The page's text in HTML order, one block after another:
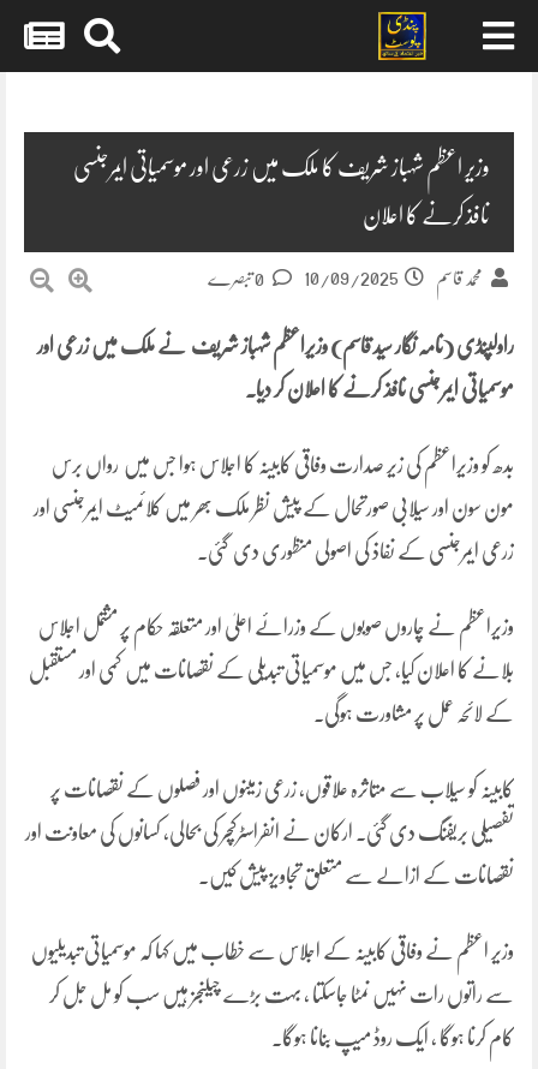
وزیر اعظم شہباز شریف کا ملک میں زرعی اور موسمیاتی ایمرجنسی
نافذ کرنے کا اعلان
محمد قاسم 10/09/2025
راولپنڈی (نامہ نگار سید قاسم) وزیراعظم شہباز شریف نے ملک میں زرعی اور
موسمیاتی ایمرجنسی نافذ کرنے کا اعلان کر دیا۔
بدھ کو وزیراعظم کی زیر صدارت وفاقی کابینہ کا اجلاس ہوا جس میں رواں برس
مون سون اور سیلابی صورتحال کے پیش نظر ملک بھر میں کلائمیٹ ایمرجنسی اور
زرعی ایمرجنسی کے نفاذ کی اصولی منظوری دی گئی۔
وزیراعظم نے چاروں صوبوں کے وزرائے اعلیٰ اور متعلقہ حکام پر مشتمل اجلاس
بلانے کا اعلان کیا، جس میں موسمیاتی تبدیلی کے نقصانات میں کمی اور مستقبل
کے لائحہ عمل پر مشاورت ہوگی۔
کابینہ کو سیلاب سے متاثرہ علاقوں، زرعی زمینوں اور فصلوں کے نقصانات پر
تفصیلی بریفنگ دی گئی۔ ارکان نے انفراسٹرکچر کی بحالی، کسانوں کی معاونت اور
نقصانات کے ازالے سے متعلق تجاویز پیش کیں۔
وزیر اعظم نے وفاقی کابینہ کے اجلاس سے خطاب میں کہا کہ موسمیاتی تبدیلیوں
سے راتوں رات نہیں نمٹا جاسکتا ، بہت بڑے چیلنجز ہیں سب کو مل جل کر
کام کرنا ہوگا ، ایک روڈ میپ بنانا ہوگا۔